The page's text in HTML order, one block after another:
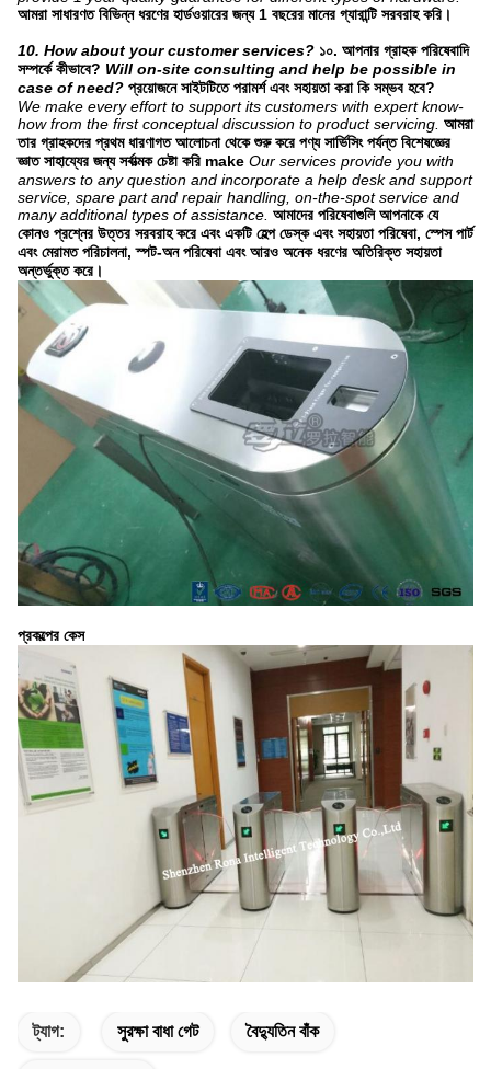
আমরা সাধারণত বিভিন্ন ধরণের হার্ডওয়ারের জন্য 1 বছরের মানের গ্যারান্টি সরবরাহ করি।
10. How about your customer services? ১০. আপনার গ্রাহক পরিষেবাদি
সম্পর্কে কীভাবে? Will on-site consulting and help be possible in
case of need? প্রয়োজনে সাইটটিতে পরামর্শ এবং সহায়তা করা কি সম্ভব হবে?
We make every effort to support its customers with expert know-
how from the first conceptual discussion to product servicing. আমরা
তার গ্রাহকদের প্রথম ধারণাগত আলোচনা থেকে শুরু করে পণ্য সার্ভিসিং পর্যন্ত বিশেষজ্ঞের
জ্ঞাত সাহায্যের জন্য সর্বাত্মক চেষ্টা করি make Our services provide you with
answers to any question and incorporate a help desk and support
service, spare part and repair handling, on-the-spot service and
many additional types of assistance. আমাদের পরিষেবাগুলি আপনাকে যে
কোনও প্রশ্নের উত্তর সরবরাহ করে এবং একটি হেল্প ডেস্ক এবং সহায়তা পরিষেবা, স্পেস পার্ট
এবং মেরামত পরিচালনা, স্পট-অন পরিষেবা এবং আরও অনেক ধরণের অতিরিক্ত সহায়তা
অন্তর্ভুক্ত করে।
প্রকল্পের কেস
ট্যাগ: সুরক্ষা বাধা গেট বৈদ্যুতিন বাঁক